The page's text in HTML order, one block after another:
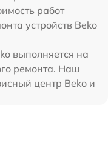
работ
устройств Beko
выполняется на
ремонта. Наш
центр Beko и